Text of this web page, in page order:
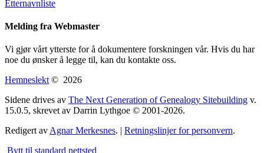
Etternavnliste
Melding fra Webmaster
Vi gjør vårt ytterste for å dokumentere forskningen vår. Hvis du har
noe du ønsker å legge til, kan du kontakte oss.
Hemneslekt © 2026
Sidene drives av The Next Generation of Genealogy Sitebuilding v.
15.0.5, skrevet av Darrin Lythgoe © 2001-2026.
Redigert av Agnar Merkesnes. | Retningslinjer for personvern.
Bytt til standard nettsted